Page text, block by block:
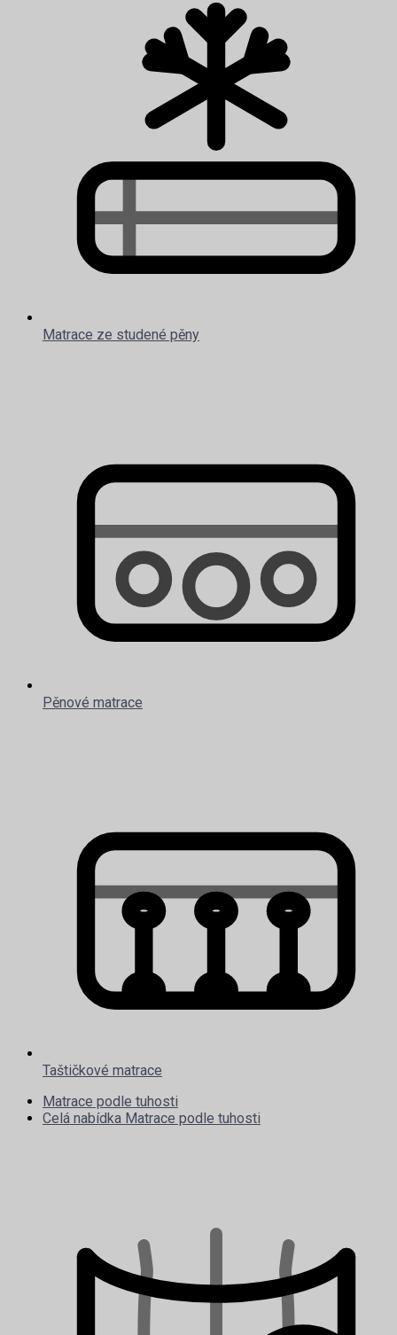
Matrace ze studené pěny
Pěnové matrace
Taštičkové matrace
Matrace podle tuhosti
Celá nabídka Matrace podle tuhosti